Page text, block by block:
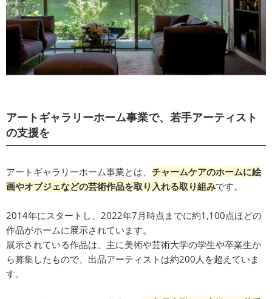
アートギャラリーホーム事業で、若手アーティスト
の支援を
アートギャラリーホーム事業とは、 チャームケアのホームに絵
画やオブジェなどの芸術作品を取り入れる取り組みです。
2014年にスタートし、2022年7月時点までに約1,100点ほどの
作品がホームに展示されています。
展示されている作品は、主に美術や芸術大学の学生や卒業生か
ら募集したもの​で、出品アーティストは約200人を超えていま
す。